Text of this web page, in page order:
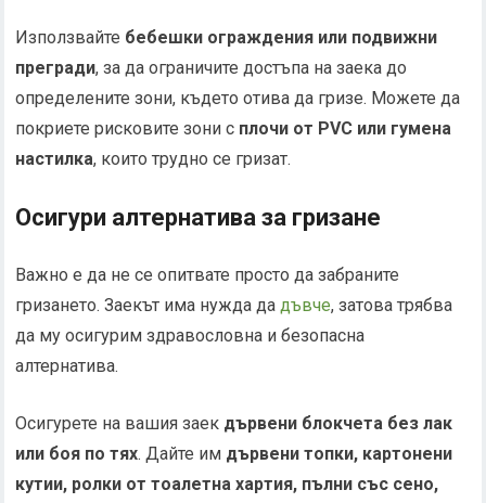
Използвайте бебешки ограждения или подвижни
прегради, за да ограничите достъпа на заека до
определените зони, където отива да гризе. Можете да
покриете рисковите зони с плочи от PVC или гумена
настилка, които трудно се гризат.
Осигури алтернатива за гризане
Важно е да не се опитвате просто да забраните
гризането. Заекът има нужда дадъвче, затова трябва
да му осигурим здравословна и безопасна
алтернатива.
Осигурете на вашия заек дървени блокчета без лак
или боя по тях. Дайте им дървени топки, картонени
кутии, ролки от тоалетна хартия, пълни със сено,